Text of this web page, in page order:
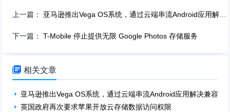
上一篇： 亚马逊推出Vega OS系统，通过云端串流Android应用解决兼容性问题
下一篇：T-Mobile 停止提供无限 Google Photos 存储服务
 相关文章
亚马逊推出Vega OS系统，通过云端串流Android应用解决兼容性
英国政府再次要求苹果开放云存储数据访问权限